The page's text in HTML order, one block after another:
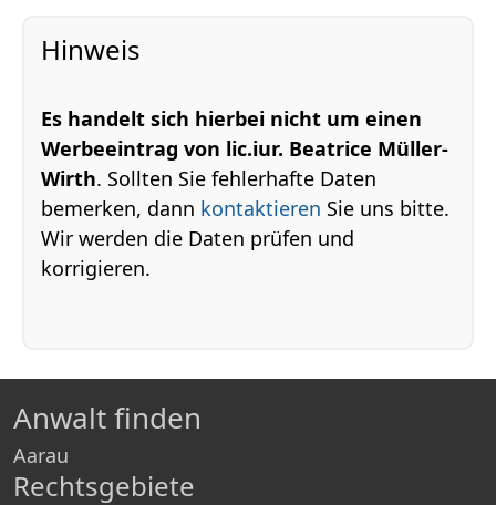
Hinweis
Es handelt sich hierbei nicht um einen
Werbeeintrag von lic.iur. Beatrice Müller-
Wirth. Sollten Sie fehlerhafte Daten
bemerken, dann kontaktieren Sie uns bitte.
Wir werden die Daten prüfen und
korrigieren.
Anwalt finden
Aarau
Rechtsgebiete